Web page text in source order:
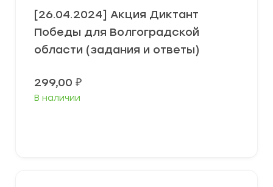
[26.04.2024] Акция Диктант
Победы для Волгоградской
области (задания и ответы)
299,00 ₽
В наличии